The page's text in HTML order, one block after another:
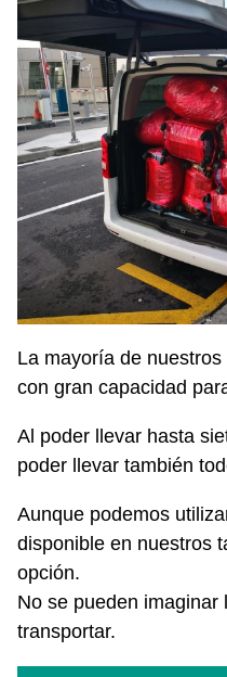
La mayoría de
con gran capacidad
Al poder llevar hasta
poder llevar también
Aunque podemos
disponible en nuestros
opción.
No se pueden
transportar.